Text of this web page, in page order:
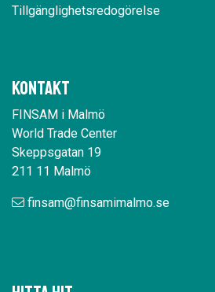
Tillgänglighetsredogörelse
Kontakt
FINSAM i Malmö
World Trade Center
Skeppsgatan 19
211 11 Malmö
finsam@finsamimalmo.se